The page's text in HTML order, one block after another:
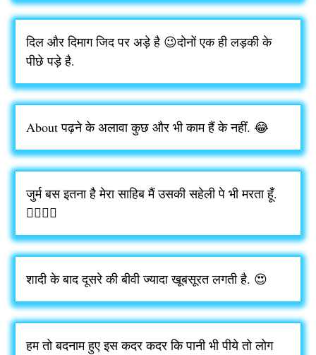
दिल और दिमाग जिद पर अड़े है 😉दोनों एक ही लड़की के
पीछे पड़े है.
About पढ़ने के अलावा कुछ और भी काम हैं के नहीं. 😂
जुर्म बस इतना है मेरा साहिब मैं उसकी सहेली पे भी मरता हूँ.
👩‍❤️‍💋‍👨
शादी के बाद दूसरे की बीवी ज्यादा खूबसूरत लगती है. 😍
हम तो बदनाम हुए इस कदर कदर कि पानी भी पीये तो लोग